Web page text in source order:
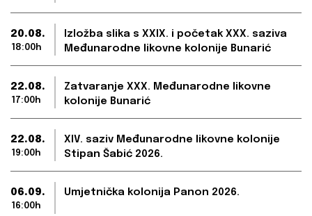
20.08.
18:00h
Izložba slika s XXIX. i početak XXX. saziva
Međunarodne likovne kolonije Bunarić
22.08.
17:00h
Zatvaranje XXX. Međunarodne likovne
kolonije Bunarić
22.08.
19:00h
XIV. saziv Međunarodne likovne kolonije
Stipan Šabić 2026.
06.09.
16:00h
Umjetnička kolonija Panon 2026.